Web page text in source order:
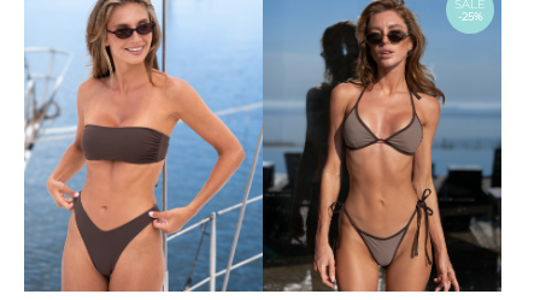
SALE
-25%